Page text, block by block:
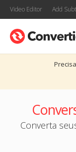
Video Editor Add
Converta